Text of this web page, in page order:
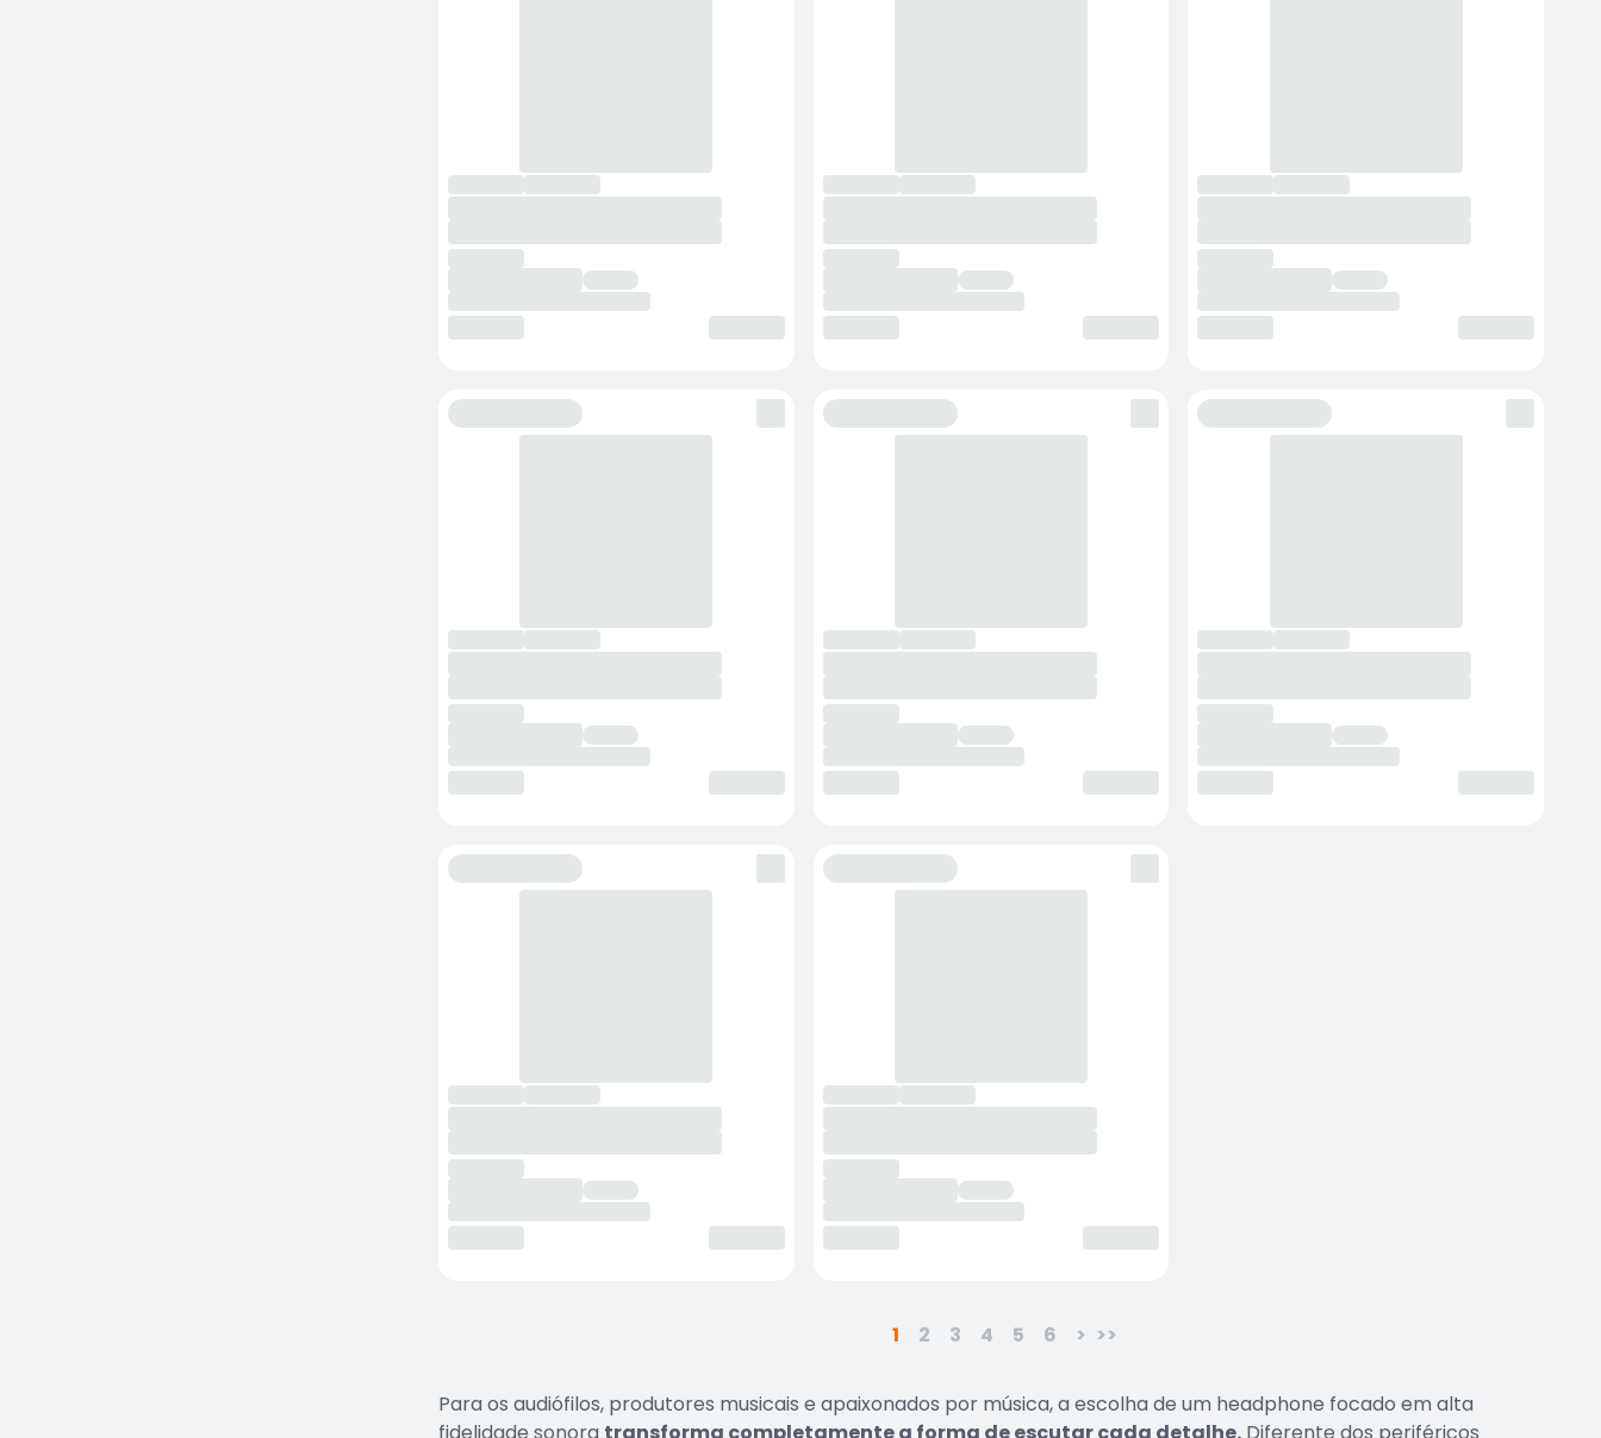
1 2 3 4 5 6 > >>
Para os audiófilos, produtores musicais e apaixonados por música, a escolha de um headphone focado em alta